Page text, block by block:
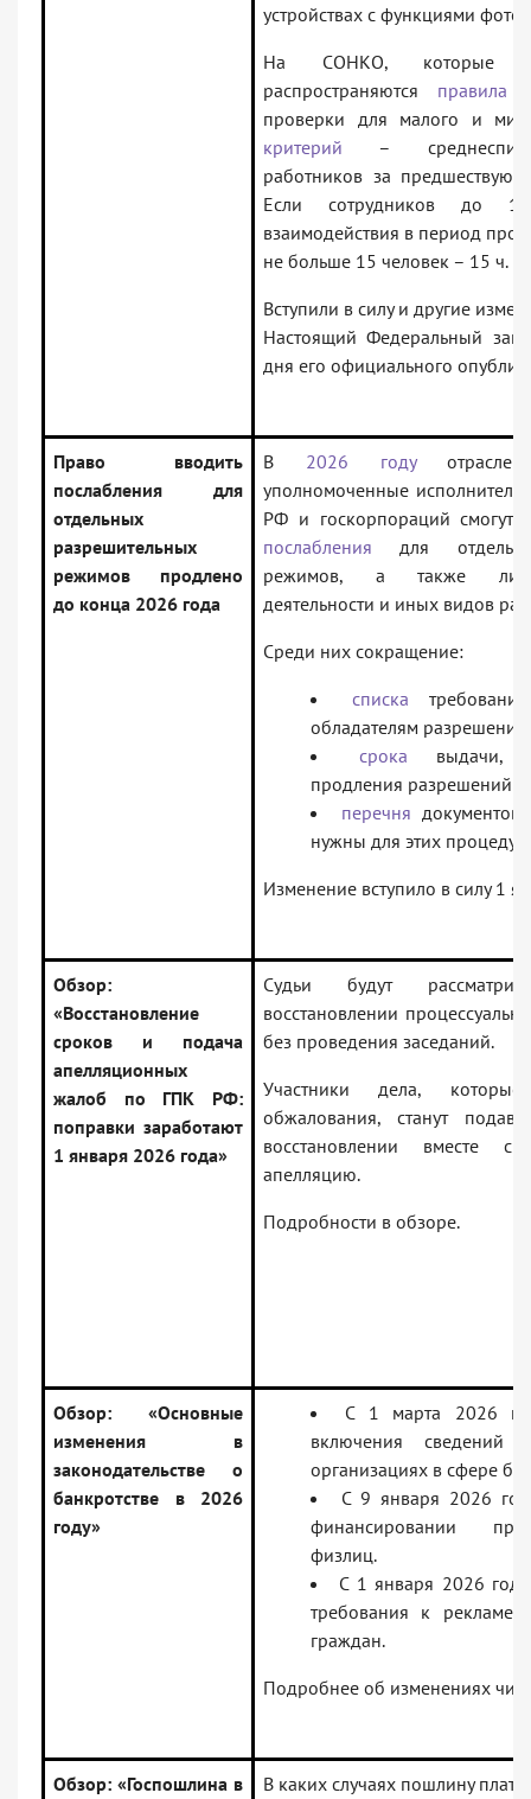
устройствах с функциями
На СОНКО,
распространяются правила
проверки для малого и
критерий –
работников за
Если сотрудников до
взаимодействия в период
не больше 15 человек – 15 ч.
Вступили в силу и другие
Настоящий Федеральный
дня его официального
Право вводить
послабления для
отдельных
разрешительных
режимов продлено
до конца 2026 года
В 2026 году
уполномоченные
РФ и госкорпораций смогут
послабления для
режимов, а также
деятельности и иных видов
Среди них сокращение:
списка
обладателям разрешений;
срока выдачи,
продления разрешений;
перечня
нужны для этих процедур.
Изменение вступило в силу 1
Обзор:
«Восстановление
сроков и подача
апелляционных
жалоб по ГПК РФ:
поправки заработают
1 января 2026 года»
Судьи будут
восстановлении
без проведения заседаний.
Участники дела,
обжалования, станут
восстановлении вместе
апелляцию.
Подробности в обзоре.
Обзор: «Основные
изменения в
законодательстве о
банкротстве в 2026
году»
С 1 марта 2026
включения сведений
организациях в сфере
С 9 января 2026
финансировании
физлиц.
С 1 января 2026
требования к рекламе
граждан.
Подробнее об изменениях
Обзор: «Госпошлина в
В каких случаях пошлину